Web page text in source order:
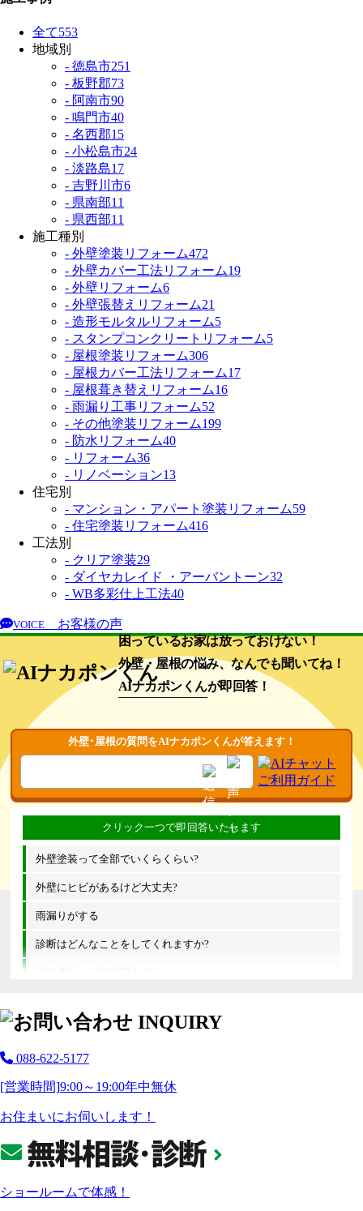
全て553
地域別
- 徳島市251
- 板野郡73
- 阿南市90
- 鳴門市40
- 名西郡15
- 小松島市24
- 淡路島17
- 吉野川市6
- 県南部11
- 県西部11
施工種別
- 外壁塗装リフォーム472
- 外壁カバー工法リフォーム19
- 外壁リフォーム6
- 外壁張替えリフォーム21
- 造形モルタルリフォーム5
- スタンプコンクリートリフォーム5
- 屋根塗装リフォーム306
- 屋根カバー工法リフォーム17
- 屋根葺き替えリフォーム16
- 雨漏り工事リフォーム52
- その他塗装リフォーム199
- 防水リフォーム40
- リフォーム36
- リノベーション13
住宅別
- マンション・アパート塗装リフォーム59
- 住宅塗装リフォーム416
工法別
- クリア塗装29
- ダイヤカレイド ・アーバントーン32
- WB多彩仕上工法40
VOICE
お客様の声
困っているお家は放っておけない！
外壁・屋根の悩み、なんでも聞いてね！
AIナカポンくんが即回答！
外壁･屋根の質問をAIナカポンくんが答えます！
外壁塗装って全部でいくらくらい?
外壁にヒビがあるけど大丈夫?
雨漏りがする
診断はどんなことをしてくれますか?
他の会社とは何が違うの?
088-622-5177
[営業時間]9:00～19:00年中無休
お住まいにお伺いします！
ショールームで体感！